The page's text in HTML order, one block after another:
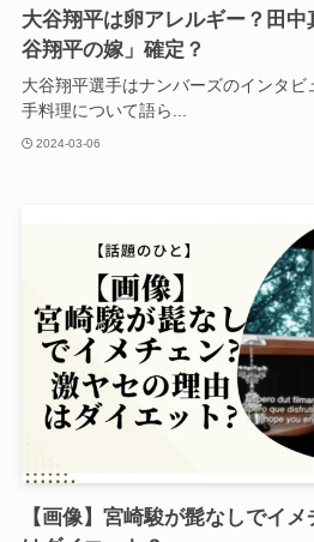
大谷翔平は卵アレルギー？田
谷翔平の嫁」確定？
大谷翔平選手はナンバーズのインタ
手料理について語ら...
2024-03-06
【画像】宮崎駿が髭なしでイ